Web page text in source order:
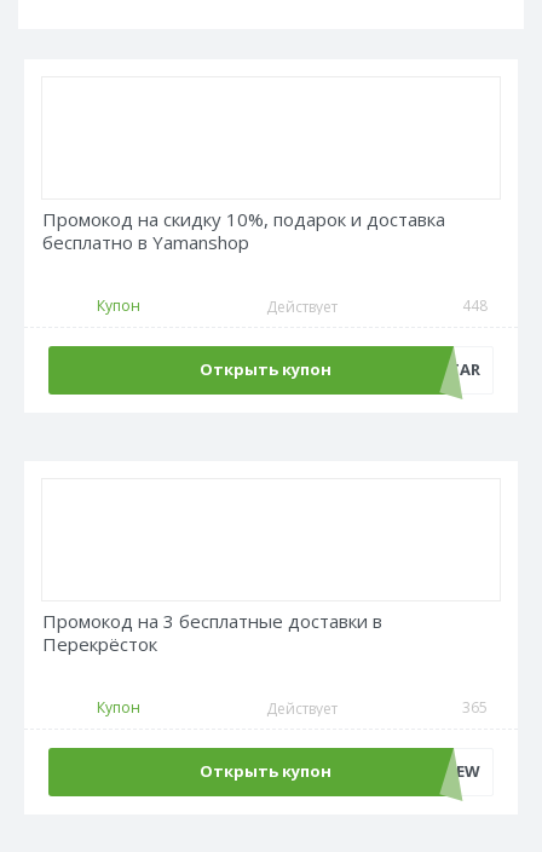
Промокод на скидку 10%, подарок и доставка
бесплатно в Yamanshop
Купон Действует 448
Открыть купон BLOOMSTAR
Промокод на 3 бесплатные доставки в
Перекрёсток
Купон Действует 365
Открыть купон 3NEW